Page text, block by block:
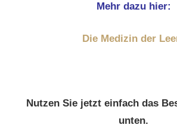
Mehr dazu hier:
Die Medizin der
Nutzen Sie jetzt einfach das
unten.